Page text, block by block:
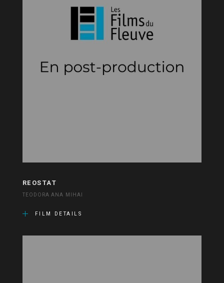
REOSTAT
TEODORA ANA MIHAI
FILM DETAILS